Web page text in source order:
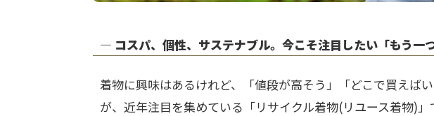
― コスパ、個性、サステナブル。今こそ注目したい「もう一
着物に興味はあるけれど、「値段が高そう」「どこで買えば
が、近年注目を集めている「リサイクル着物(リユース着物)」